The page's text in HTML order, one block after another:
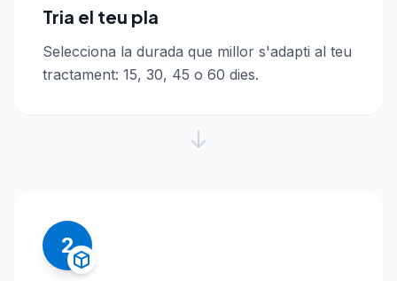
Tria el teu pla
Selecciona la durada que millor s'adapti al teu
tractament: 15, 30, 45 o 60 dies.
2